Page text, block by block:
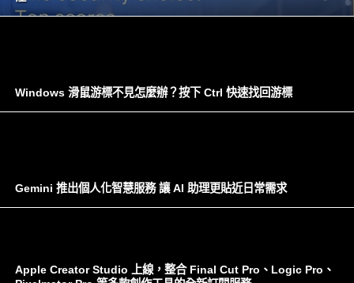
Windows 滑鼠游標不見怎麼辦？按下 Ctrl 快速找回游標
Gemini 推出個人化智慧服務 讓 AI 助理更貼近日常需求
Apple Creator Studio 上線，整合 Final Cut Pro、Logic Pro、